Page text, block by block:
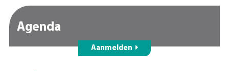
Agenda
Aanmelden